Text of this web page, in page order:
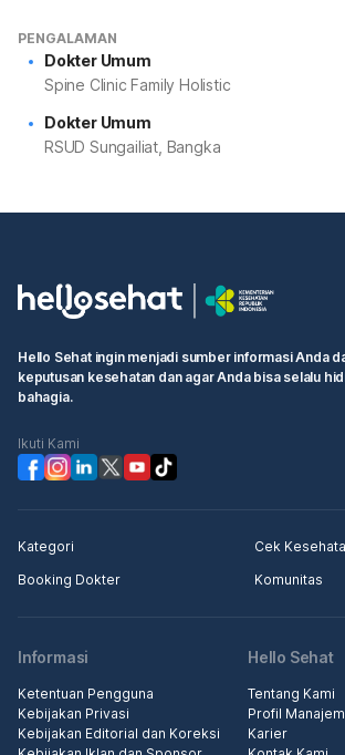
PENGALAMAN
Dokter Umum
Spine Clinic Family Holistic
Dokter Umum
RSUD Sungailiat, Bangka
Hello Sehat ingin menjadi sumber informasi Anda
keputusan kesehatan dan agar Anda bisa selalu
bahagia.
Ikuti Kami
Kategori
Cek
Booking Dokter
Komunitas
Informasi
Ketentuan Pengguna
Kebijakan Privasi
Kebijakan Editorial dan Koreksi
Hello Sehat
Tentang Kami
Profil
Karier